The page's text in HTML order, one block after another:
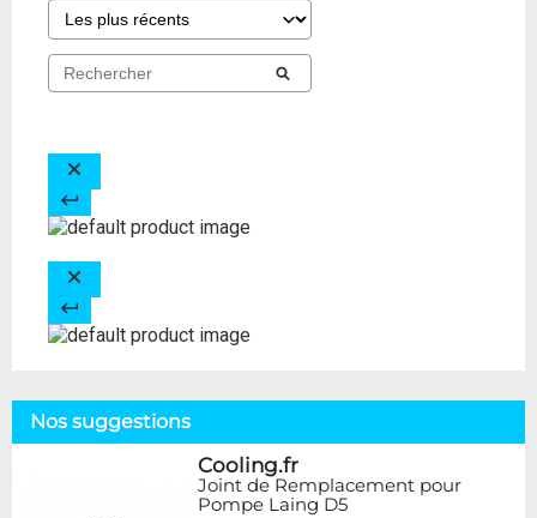
Nos suggestions
Cooling.fr
Joint de Remplacement pour
Pompe Laing D5